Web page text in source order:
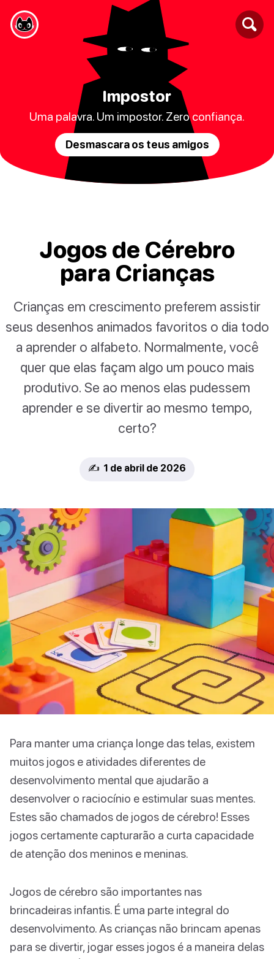
Impostor
Uma palavra. Um impostor. Zero confiança.
Desmascara os teus amigos
Jogos de Cérebro
para Crianças
Crianças em crescimento preferem assistir
seus desenhos animados favoritos o dia todo
a aprender o alfabeto. Normalmente, você
quer que elas façam algo um pouco mais
produtivo. Se ao menos elas pudessem
aprender e se divertir ao mesmo tempo,
certo?
✍️ 1 de abril de 2026
Para manter uma criança longe das telas, existem
muitos jogos e atividades diferentes de
desenvolvimento mental que ajudarão a
desenvolver o raciocínio e estimular suas mentes.
Estes são chamados de jogos de cérebro! Esses
jogos certamente capturarão a curta capacidade
de atenção dos meninos e meninas.
Jogos de cérebro são importantes nas
brincadeiras infantis. É uma parte integral do
desenvolvimento. As crianças não brincam apenas
para se divertir, jogar esses jogos é a maneira delas